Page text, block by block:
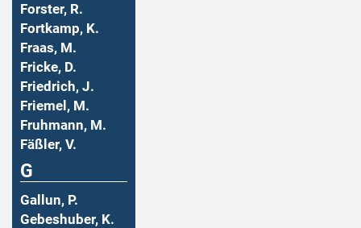
Forster, R.
Fortkamp, K.
Fraas, M.
Fricke, D.
Friedrich, J.
Friemel, M.
Fruhmann, M.
Fäßler, V.
G
Gallun, P.
Gebeshuber, K.